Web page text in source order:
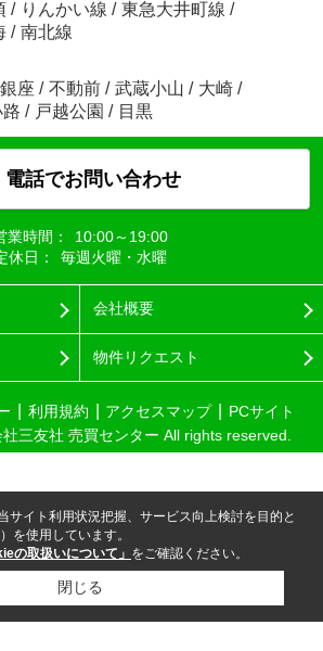
/ りんかい線 / 東急大井町線 /
/ 南北線
座 / 不動前 / 武蔵小山 / 大崎 /
/ 戸越公園 / 目黒
電話でお問い合わせ
業時間：
10:00～19:00
休日：
毎週火曜・水曜
会社概要
物件リクエスト
利用規約 アクセスマップ
PCサイト
三友社 売買センター All rights reserved.
サイト利用状況把握、サービス向上検討を目的と
を使用しています。
の取扱いについて」 をご確認ください。
閉じる